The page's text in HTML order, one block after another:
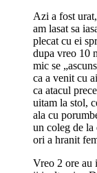
Azi a fost
am lasat sa
plecat cu ei
dupa vreo 10
mic se
ca a venit cu
ca atacul
uitam la stol,
ala cu
un coleg de
ori a hranit
Vreo 2 ore au